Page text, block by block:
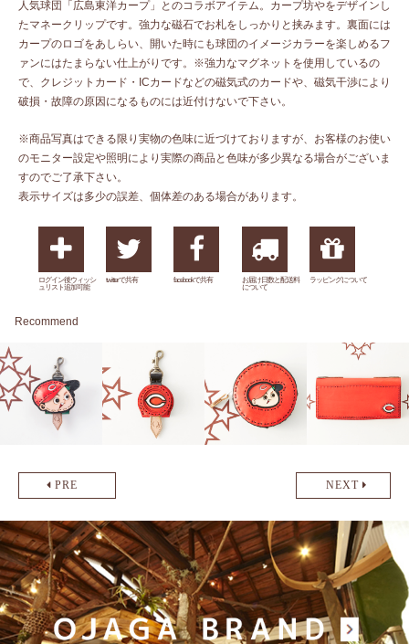
人気球団「広島東洋カープ」とのコラボアイテム。カープ坊やをデザインし
たマネークリップです。強力な磁石でお札をしっかりと挟みます。裏面には
カープのロゴをあしらい、開いた時にも球団のイメージカラーを楽しめるフ
ァンにはたまらない仕上がりです。※強力なマグネットを使用しているの
で、クレジットカード・ICカードなどの磁気式のカードや、磁気干渉により
破損・故障の原因になるものには近付けないで下さい。
※商品写真はできる限り実物の色味に近づけておりますが、お客様のお使い
のモニター設定や照明により実際の商品と色味が多少異なる場合がございま
すのでご了承下さい。
表示サイズは多少の誤差、個体差のある場合があります。
ログイン後ウィッシ
ュリスト追加可能
twitterで共有 facebookで共有
お届け日数と配送料
について
ラッピングについて
Recommend